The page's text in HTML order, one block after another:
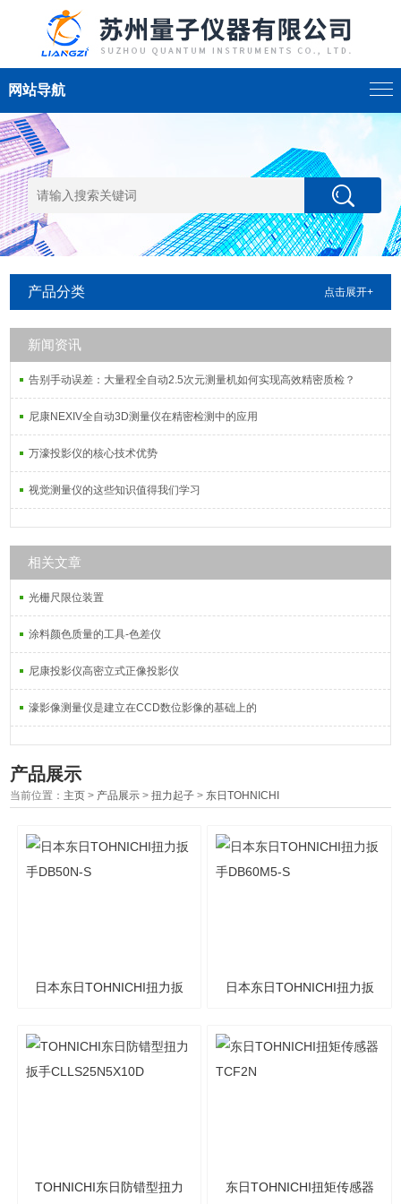
网站导航
产品分类 点击展开+
新闻资讯
告别手动误差：大量程全自动2.5次元测量机如何实现高效精密质检？
尼康NEXIV全自动3D测量仪在精密检测中的应用
万濠投影仪的核心技术优势
视觉测量仪的这些知识值得我们学习
相关文章
光栅尺限位装置
涂料颜色质量的工具-色差仪
尼康投影仪高密立式正像投影仪
濠影像测量仪是建立在CCD数位影像的基础上的
产品展示
当前位置： 主页 > 产品展示 >扭力起子 > 东日TOHNICHI
日本东日TOHNICHI扭力扳 日本东日TOHNICHI扭力扳
TOHNICHI东日防错型扭力 东日TOHNICHI扭矩传感器